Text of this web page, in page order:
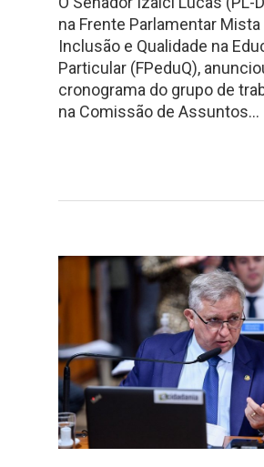
na Frente Parlamentar Mista
Inclusão e Qualidade na
Particular (FPeduQ),
cronograma do grupo de
na Comissão de Assuntos…